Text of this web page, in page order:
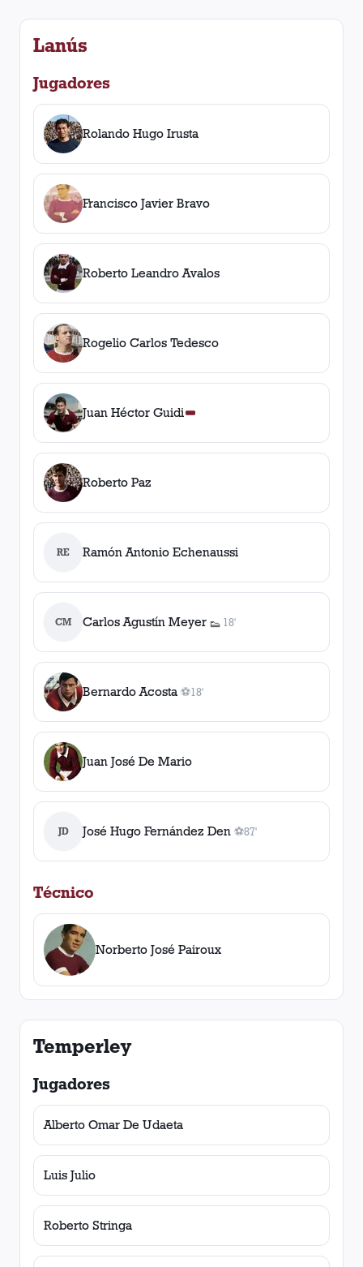
Lanús
Jugadores
Rolando Hugo Irusta
Francisco Javier Bravo
Roberto Leandro Avalos
Rogelio Carlos Tedesco
Juan Héctor Guidi
Roberto Paz
RE Ramón Antonio Echenaussi
CM Carlos Agustín Meyer 👟
1asistencia
18'
Bernardo Acosta ⚽
1gol
18'
Juan José De Mario
JD José Hugo Fernández Den ⚽
1gol
87'
Técnico
Norberto José Pairoux
Temperley
Jugadores
Alberto Omar De Udaeta
Luis Julio
Roberto Stringa